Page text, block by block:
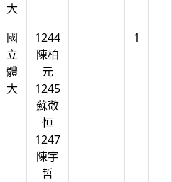
大
國
立
體
大
1244
陳柏
元
1245
蘇敬
恒
1247
陳宇
哲
1